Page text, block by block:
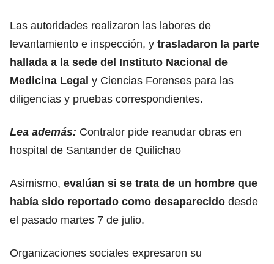
Las autoridades realizaron las labores de
levantamiento e inspección, y trasladaron la parte
hallada a la sede del Instituto Nacional de
Medicina Legal y Ciencias Forenses para las
diligencias y pruebas correspondientes.
Lea además: Contralor pide reanudar obras en
hospital de Santander de Quilichao
Asimismo, evalúan si se trata de un hombre que
había sido reportado como desaparecido desde
el pasado martes 7 de julio.
Organizaciones sociales expresaron su